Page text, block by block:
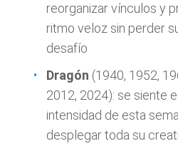
reorganizar vínculos y
ritmo veloz sin perder
desafío
Dragón (1940, 1952,
2012, 2024): se siente
intensidad de esta
desplegar toda su